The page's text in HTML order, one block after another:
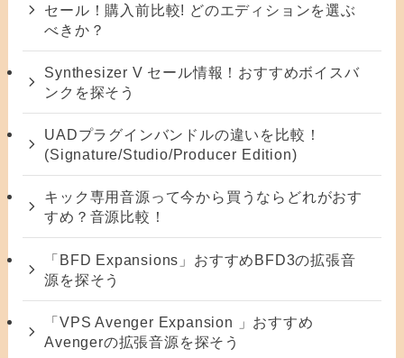
セール！購入前比較! どのエディションを選ぶ
べきか？
Synthesizer V セール情報！おすすめボイスバ
ンクを探そう
UADプラグインバンドルの違いを比較！
(Signature/Studio/Producer Edition)
キック専用音源って今から買うならどれがおす
すめ？音源比較！
「BFD Expansions」おすすめBFD3の拡張音
源を探そう
「VPS Avenger Expansion 」おすすめ
Avengerの拡張音源を探そう